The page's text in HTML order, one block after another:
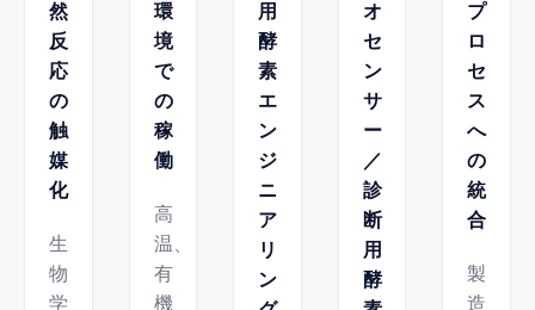
然
反
応
の
触
媒
化
生
物
学
環
境
で
の
稼
働
高
温、
有
機
用
酵
素
エ
ン
ジ
ニ
ア
リ
ン
オ
セ
ン
サ
ー
／
診
断
用
酵
プ
ロ
セ
ス
へ
の
統
合
製
造